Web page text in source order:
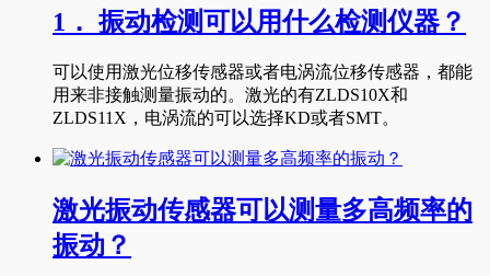
1． 振动检测可以用什么检测仪器？
可以使用激光位移传感器或者电涡流位移传感器，都能
用来非接触测量振动的。激光的有ZLDS10X和
ZLDS11X，电涡流的可以选择KD或者SMT。
激光振动传感器可以测量多高频率的
振动？